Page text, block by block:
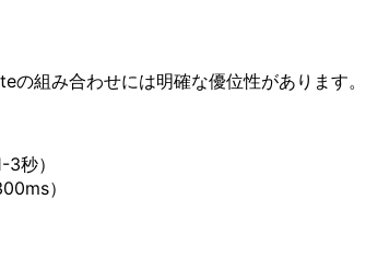
組み合わせには明確な優位性があります。
秒）
）